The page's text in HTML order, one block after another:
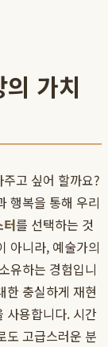
가치
고 싶어 할까요?
행복을 통해 우리
를 선택하는 것
아니라, 예술가의
유하는 경험입니
한 충실하게 재현
사용합니다. 시간
도 고급스러운 분